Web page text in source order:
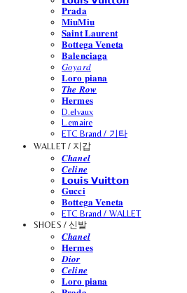
𝐏𝐫𝐚𝐝𝐚
𝐌𝐢𝐮𝐌𝐢𝐮
𝐒𝐚𝐢𝐧𝐭 𝐋𝐚𝐮𝐫𝐞𝐧𝐭
𝐁𝐨𝐭𝐭𝐞𝐠𝐚 𝐕𝐞𝐧𝐞𝐭𝐚
𝐁𝐚𝐥𝐞𝐧𝐜𝐢𝐚𝐠𝐚
𝐺𝑜𝑦𝑎𝑟𝑑
𝐋𝐨𝐫𝐨 𝐩𝐢𝐚𝐧𝐚
𝑻𝒉𝒆 𝑹𝒐𝒘
𝐇𝐞𝐫𝐦𝐞𝐬
D.elvaux
L.emaire
ETC Brand / 기타
WALLET / 지갑
𝑪𝒉𝒂𝒏𝒆𝒍
𝑪𝒆𝒍𝒊𝒏𝒆
𝗟𝗼𝘂𝗶𝘀 𝗩𝘂𝗶𝘁𝘁𝗼𝗻
𝐆𝐮𝐜𝐜𝐢
𝐁𝐨𝐭𝐭𝐞𝐠𝐚 𝐕𝐞𝐧𝐞𝐭𝐚
ETC Brand / WALLET
SHOES / 신발
𝑪𝒉𝒂𝒏𝒆𝒍
𝐇𝐞𝐫𝐦𝐞𝐬
𝑫𝒊𝒐𝒓
𝑪𝒆𝒍𝒊𝒏𝒆
𝐋𝐨𝐫𝐨 𝐩𝐢𝐚𝐧𝐚